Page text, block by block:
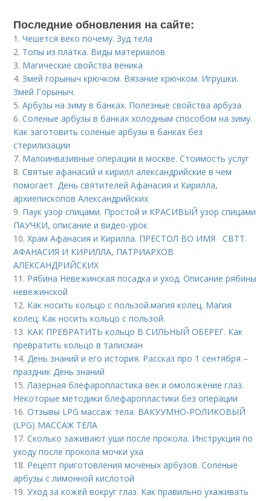
Последние обновления на сайте:
1.Чешется веко почему. Зуд тела
2. Топы из платка. Виды материалов
3. Магические свойства веника
4.Змей горыныч крючком. Вязание крючком. Игрушки.
Змей Горыныч.
5.Арбузы на зиму в банках. Полезные свойства арбуза
6.Соленые арбузы в банках холодным способом на зиму.
Как заготовить соленые арбузы в банках без
стерилизации
7. Малоинвазивные операции в москве. Стоимость услуг
8.Святые афанасий и кирилл александрийские в чем
помогает. День святителей Афанасия и Кирилла,
архиепископов Александрийских
9. Паук узор спицами. Простой и КРАСИВЫЙ узор спицами
ПАУЧКИ, описание и видео-урок
10.Храм Афанасия и Кирилла. ПРЕСТОЛ ВО ИМЯ СВТТ.
АФАНАСИЯ И КИРИЛЛА, ПАТРИАРХОВ
АЛЕКСАНДРИЙСКИХ
11. Рябина Невежинская посадка и уход. Описание рябины
невежинской
12. Как носить кольцо с пользой. магия колец. Магия
колец: Как носить кольцо с пользой.
13. КАК ПРЕВРАТИТЬ кольцо В СИЛЬНЫЙ ОБЕРЕГ. Как
превратить кольцо в талисман
14.День знаний и его история. Рассказ про 1 сентября –
праздник День знаний
15.Лазерная блефаропластика век и омоложение глаз.
Некоторые методики блефаропластики без операции
16.Отзывы LPG массаж тела. ВАКУУМНО-РОЛИКОВЫЙ
(LPG) МАССАЖ ТЕЛА
17.Сколько заживают уши после прокола. Инструкция по
уходу после прокола мочки уха
18. Рецепт приготовления моченых арбузов. Соленые
арбузы с лимонной кислотой
19.Уход за кожей вокруг глаз. Как правильно ухаживать